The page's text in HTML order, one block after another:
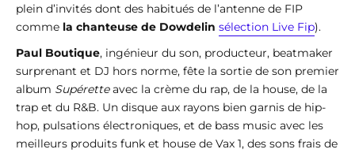
plein d’invités dont des habitués de l’antenne de FIP
comme la chanteuse de Dowdelin sélection Live Fip).
Paul Boutique, ingénieur du son, producteur, beatmaker
surprenant et DJ hors norme, fête la sortie de son premier
album Supéretteavec la crème du rap, de la house, de la
trap et du R&B. Un disque aux rayons bien garnis de hip-
hop, pulsations électroniques, et de bass music avec les
meilleurs produits funk et house de Vax 1, des sons frais de